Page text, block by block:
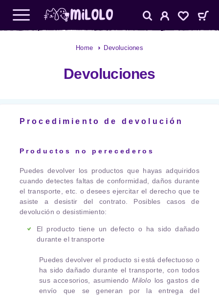
Home Devoluciones
Devoluciones
Procedimiento de devolución
Productos no perecederos
Puedes devolver los productos que hayas adquiridos
cuando detectes faltas de conformidad, daños durante
el transporte, etc. o desees ejercitar el derecho que te
asiste a desistir del contrato. Posibles casos de
devolución o desistimiento:
El producto tiene un defecto o ha sido dañado
durante el transporte
Puedes devolver el producto si está defectuoso o
ha sido dañado durante el transporte, con todos
sus accesorios, asumiendoMilolo los gastos de
envío que se generan por la entrega del